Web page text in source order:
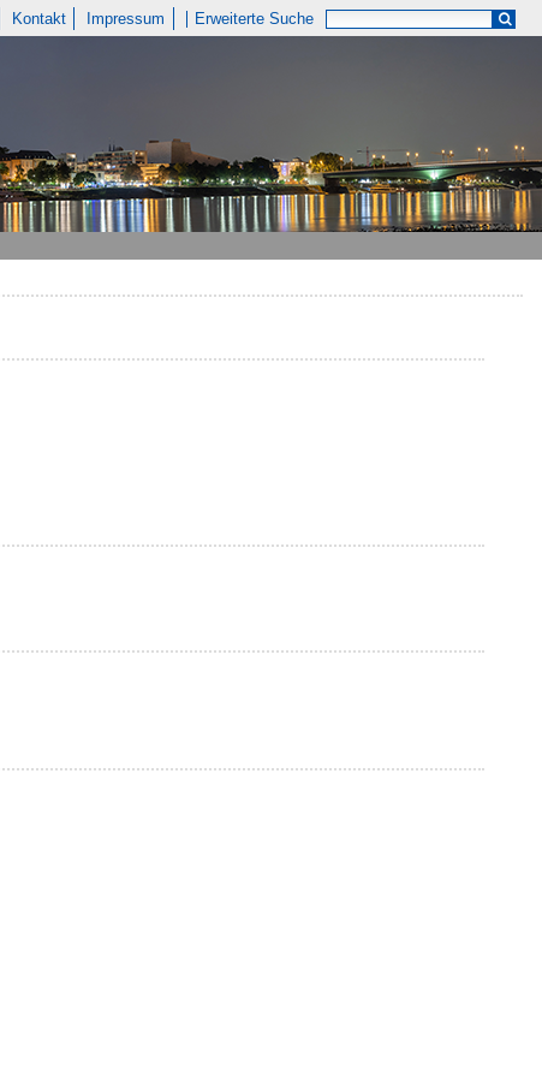
Kontakt Impressum Erweiterte Suche